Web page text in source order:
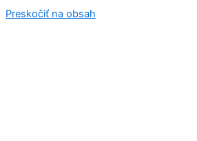
Preskočiť na obsah